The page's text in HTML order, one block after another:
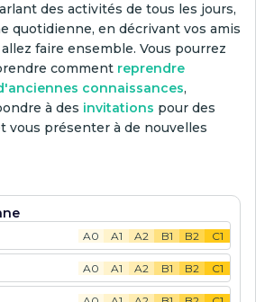
des activités de tous les jours,
quotidienne, en décrivant vos amis
faire ensemble. Vous pourrez
comment reprendre
connaissances,
à des invitations pour des
vous présenter à de nouvelles
A0 A1 A2 B1 B2 C1
A0 A1 A2 B1 B2 C1